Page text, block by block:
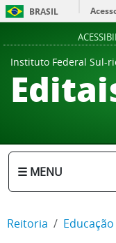
BRASIL
Instituto Federal Sul-
☰ MENU
Reitoria